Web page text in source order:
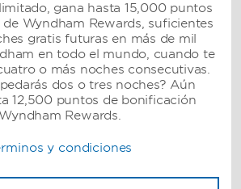
gana hasta 15,000 puntos
Wyndham Rewards, suficientes
gratis futuras en más de mil
en todo el mundo, cuando te
o más noches consecutivas.
dos o tres noches? Aún
12,500 puntos de bonificación
Wyndham Rewards.
y condiciones